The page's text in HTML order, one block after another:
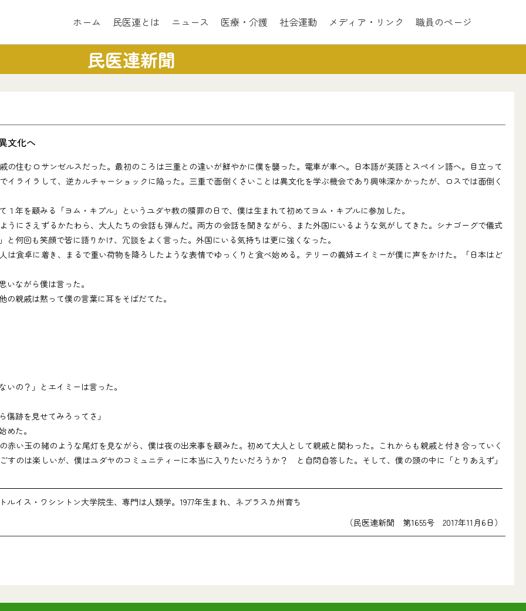
ホーム 民医連とは ニュース 医療・介護 社会運動 メディア・リンク 職員のページ
民医連新聞
文化へ
住むロサンゼルスだった。最初のころは三重との違いが鮮やかに僕を襲った。電車が車へ。日本語が英語とスペイン語へ。目立って
ライラして、逆カルチャーショックに陥った。三重で面倒くさいことは異文化を学ぶ機会であり興味深かかったが、ロスでは面倒く
年を顧みる「ヨム・キプル」というユダヤ教の贖罪の日で、僕は生まれて初めてヨム・キプルに参加した。
にさえずるかたわら、大人たちの会話も弾んだ。両方の会話を聞きながら、また外国にいるような気がしてきた。シナゴーグで儀式
何回も笑顔で皆に語りかけ、冗談をよく言った。外国にいる気持ちは更に強くなった。
食卓に着き、まるで重い荷物を降ろしたような表情でゆっくりと食べ始める。テリーの義姉エイミーが僕に声をかけた。「日本はど
ながら僕は言った。
親戚は黙って僕の言葉に耳をそばだてた。
の？」とエイミーは言った。
跡を見せてみろってさ」
た。
い玉の緒のような尾灯を見ながら、僕は夜の出来事を顧みた。初めて大人として親戚と関わった。これからも親戚と付き合っていく
すのは楽しいが、僕はユダヤのコミュニティーに本当に入りたいだろうか？ と自問自答した。そして、僕の頭の中に「とりあえず」
ス・ワシントン大学院生、専門は人類学。1977年生まれ、ネブラスカ州育ち
（民医連新聞 第1655号 2017年11月6日）